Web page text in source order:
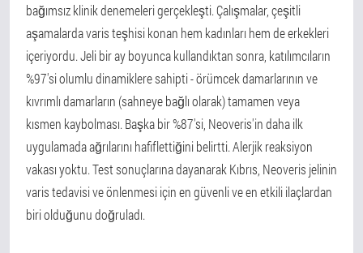
bağımsız klinik denemeleri gerçekleşti. Çalışmalar, çeşitli
aşamalarda varis teşhisi konan hem kadınları hem de erkekleri
içeriyordu. Jeli bir ay boyunca kullandıktan sonra, katılımcıların
%97'si olumlu dinamiklere sahipti - örümcek damarlarının ve
kıvrımlı damarların (sahneye bağlı olarak) tamamen veya
kısmen kaybolması. Başka bir %87'si, Neoveris'in daha ilk
uygulamada ağrılarını hafiflettiğini belirtti. Alerjik reaksiyon
vakası yoktu. Test sonuçlarına dayanarak Kıbrıs, Neoveris jelinin
varis tedavisi ve önlenmesi için en güvenli ve en etkili ilaçlardan
biri olduğunu doğruladı.